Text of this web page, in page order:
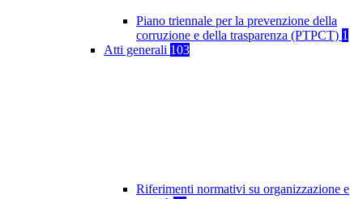
Piano triennale per la prevenzione della
corruzione e della trasparenza (PTPCT) 1
Atti generali 103
Riferimenti normativi su organizzazione e